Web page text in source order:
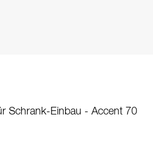
Schrank-Einbau - Accent 70